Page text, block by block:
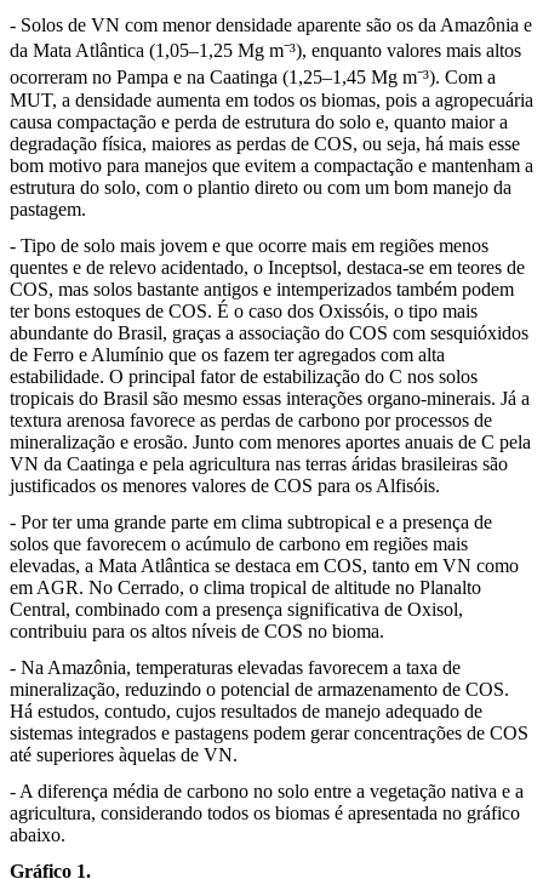
- Solos de VN com menor densidade aparente são os da Amazônia e
da Mata Atlântica (1,05–1,25 Mg m⁻³), enquanto valores mais altos
ocorreram no Pampa e na Caatinga (1,25–1,45 Mg m⁻³). Com a
MUT, a densidade aumenta em todos os biomas, pois a agropecuária
causa compactação e perda de estrutura do solo e, quanto maior a
degradação física, maiores as perdas de COS, ou seja, há mais esse
bom motivo para manejos que evitem a compactação e mantenham a
estrutura do solo, com o plantio direto ou com um bom manejo da
pastagem.
- Tipo de solo mais jovem e que ocorre mais em regiões menos
quentes e de relevo acidentado, o Inceptsol, destaca-se em teores de
COS, mas solos bastante antigos e intemperizados também podem
ter bons estoques de COS. É o caso dos Oxissóis, o tipo mais
abundante do Brasil, graças a associação do COS com sesquióxidos
de Ferro e Alumínio que os fazem ter agregados com alta
estabilidade. O principal fator de estabilização do C nos solos
tropicais do Brasil são mesmo essas interações organo-minerais. Já a
textura arenosa favorece as perdas de carbono por processos de
mineralização e erosão. Junto com menores aportes anuais de C pela
VN da Caatinga e pela agricultura nas terras áridas brasileiras são
justificados os menores valores de COS para os Alfisóis.
- Por ter uma grande parte em clima subtropical e a presença de
solos que favorecem o acúmulo de carbono em regiões mais
elevadas, a Mata Atlântica se destaca em COS, tanto em VN como
em AGR. No Cerrado, o clima tropical de altitude no Planalto
Central, combinado com a presença significativa de Oxisol,
contribuiu para os altos níveis de COS no bioma.
- Na Amazônia, temperaturas elevadas favorecem a taxa de
mineralização, reduzindo o potencial de armazenamento de COS.
Há estudos, contudo, cujos resultados de manejo adequado de
sistemas integrados e pastagens podem gerar concentrações de COS
até superiores àquelas de VN.
- A diferença média de carbono no solo entre a vegetação nativa e a
agricultura, considerando todos os biomas é apresentada no gráfico
abaixo.
Gráfico 1.